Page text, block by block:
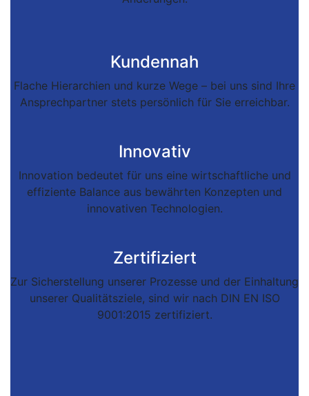
Kundennah
Flache Hierarchien und kurze Wege – bei uns sind Ihre
Ansprechpartner stets persönlich für Sie erreichbar.
Innovativ
Innovation bedeutet für uns eine wirtschaftliche und
effiziente Balance aus bewährten Konzepten und
innovativen Technologien.
Zertifiziert
Zur Sicherstellung unserer Prozesse und der Einhaltung
unserer Qualitätsziele, sind wir nach DIN EN ISO
9001:2015 zertifiziert.